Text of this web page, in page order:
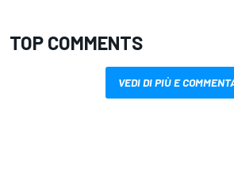
TOP COMMENTS
VEDI DI PIÙ E